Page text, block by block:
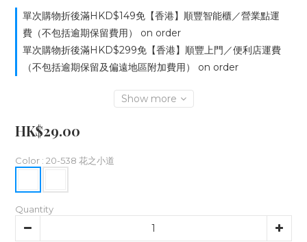
單次購物折後滿HKD$149免【香港】順豐智能櫃／營業點運
費（不包括逾期保留費用） on order
單次購物折後滿HKD$299免【香港】順豐上門／便利店運費
（不包括逾期保留及偏遠地區附加費用） on order
Show more
HK$29.00
Color : 20-538 花之小道
Quantity